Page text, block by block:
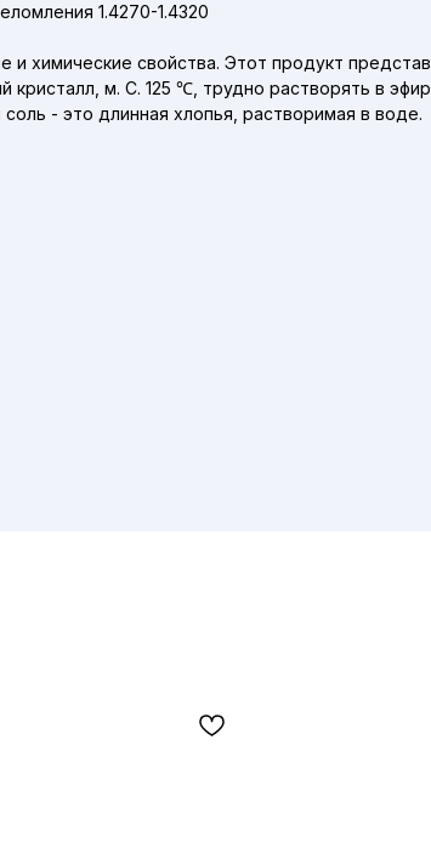
1.4270-1.4320
и химические свойства. Этот продукт
кристалл, м. С. 125 ℃, трудно растворять в
соль - это длинная хлопья, растворимая в воде.